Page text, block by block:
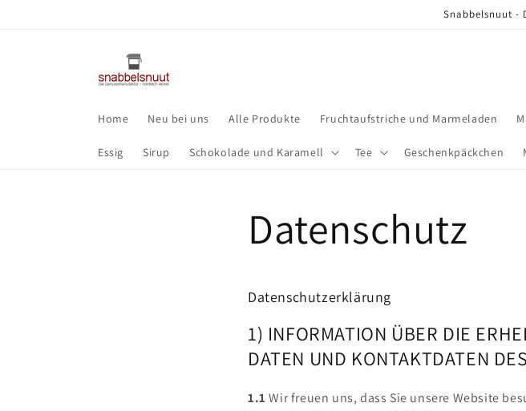
Snabbelsnuut -
Home Neu bei uns Alle Produkte Fruchtaufstriche und Marmeladen
Essig Sirup Schokolade und Karamell Tee Geschenkpäckchen
Datenschutz
Datenschutzerklärung
1) INFORMATION ÜBER DIE
DATEN UND KONTAKTDATEN
1.1 Wir freuen uns, dass Sie unsere Website